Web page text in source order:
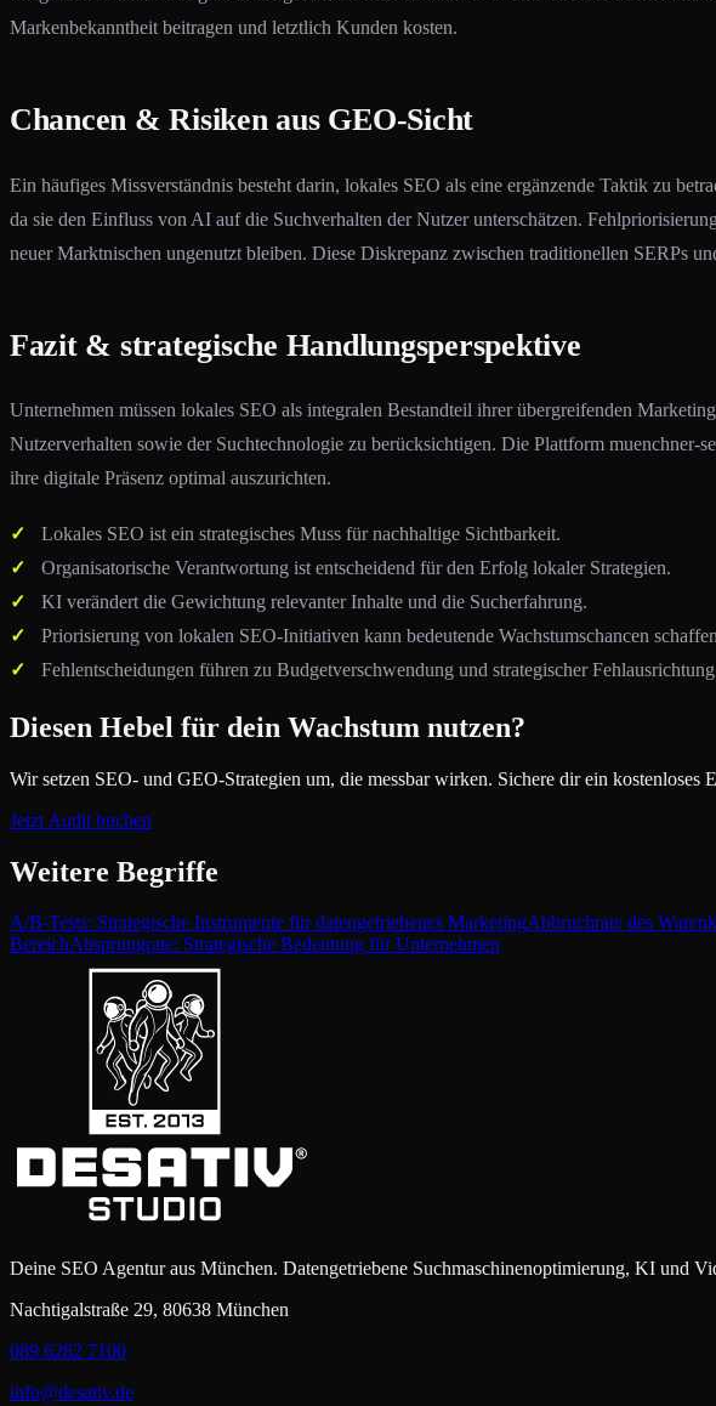
Markenbekanntheit beitragen und letztlich Kunden kosten.
Chancen & Risiken aus GEO-Sicht
Ein häufiges Missverständnis besteht darin, lokales SEO als eine ergänzende Taktik zu
da sie den Einfluss von AI auf die Suchverhalten der Nutzer unterschätzen.
neuer Marktnischen ungenutzt bleiben. Diese Diskrepanz zwischen traditionellen SERPs
Fazit & strategische Handlungsperspektive
Unternehmen müssen lokales SEO als integralen Bestandteil ihrer übergreifenden
Nutzerverhalten sowie der Suchtechnologie zu berücksichtigen. Die Plattform
ihre digitale Präsenz optimal auszurichten.
Lokales SEO ist ein strategisches Muss für nachhaltige Sichtbarkeit.
Organisatorische Verantwortung ist entscheidend für den Erfolg lokaler Strategien.
KI verändert die Gewichtung relevanter Inhalte und die Sucherfahrung.
Priorisierung von lokalen SEO-Initiativen kann bedeutende Wachstumschancen
Fehlentscheidungen führen zu Budgetverschwendung und strategischer
Diesen Hebel für dein Wachstum nutzen?
Wir setzen SEO- und GEO-Strategien um, die messbar wirken. Sichere dir ein kostenloses
Jetzt Audit buchen
Weitere Begriffe
A/B-Tests: Strategische Instrumente für datengetriebenes MarketingAbbruchrate des
BereichAbsprungrate: Strategische Bedeutung für Unternehmen
Deine SEO Agentur aus München. Datengetriebene Suchmaschinenoptimierung, KI und
Nachtigalstraße 29, 80638 München
089 6282 7100
info@desativ.de